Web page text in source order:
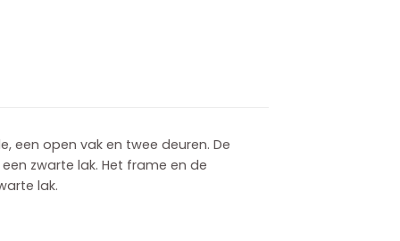
een open vak en twee deuren. De
zwarte lak. Het frame en de
lak.